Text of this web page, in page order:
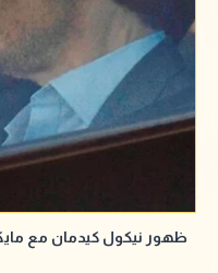
ظهور نيكول كيدمان مع